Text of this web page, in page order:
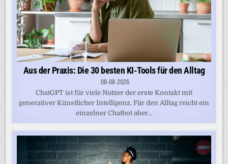
Aus der Praxis: Die 30 besten KI-Tools für den Alltag
08-08-2026
ChatGPT ist für viele Nutzer der erste Kontakt mit
generativer Künstlicher Intelligenz. Für den Alltag reicht ein
einzelner Chatbot aber...